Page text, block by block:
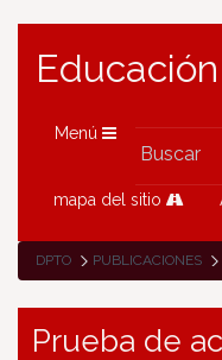
Menú
mapa del sitio
DPTO PUBLICACIONES
Prueba de